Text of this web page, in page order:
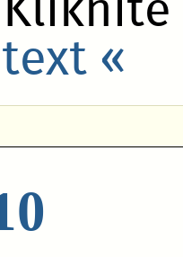
Kliknite
«